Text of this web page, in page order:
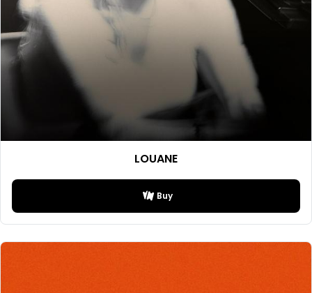
LOUANE
Buy